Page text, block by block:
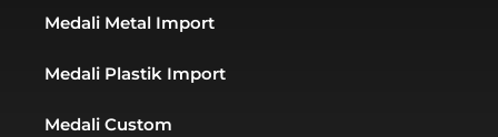
Medali Metal Import
Medali Plastik Import
Medali Custom